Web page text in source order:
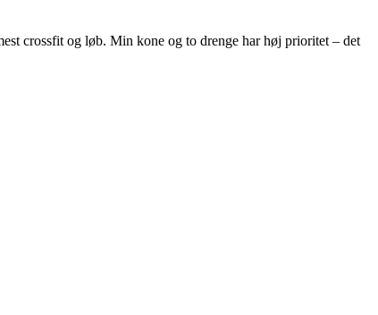
crossfit og løb. Min kone og to drenge har høj prioritet – det